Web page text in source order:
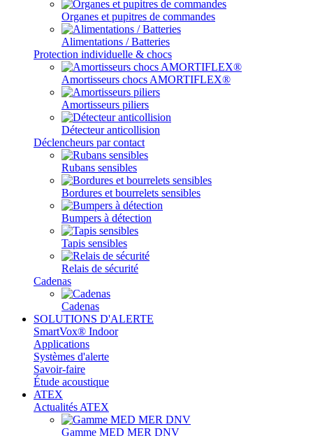
Organes et pupitres de commandes
Alimentations / Batteries
Protection individuelle & chocs
Amortisseurs chocs AMORTIFLEX®
Amortisseurs piliers
Détecteur anticollision
Déclencheurs par contact
Rubans sensibles
Bordures et bourrelets sensibles
Bumpers à détection
Tapis sensibles
Relais de sécurité
Cadenas
Cadenas
SOLUTIONS D'ALERTE
SmartVox® Indoor
Applications
Systèmes d'alerte
Savoir-faire
Étude acoustique
ATEX
Actualités ATEX
Gamme MED MER DNV